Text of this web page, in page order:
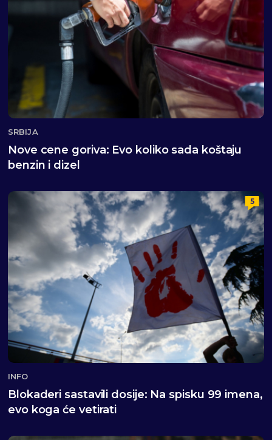
SRBIJA
Nove cene goriva: Evo koliko sada koštaju
benzin i dizel
5
INFO
Blokaderi sastavili dosije: Na spisku 99 imena,
evo koga će vetirati